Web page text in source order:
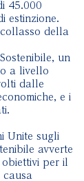
45.000
estinzione.
della
un
a livello
dalle
e i
Unite sugli
avverte
per il
causa